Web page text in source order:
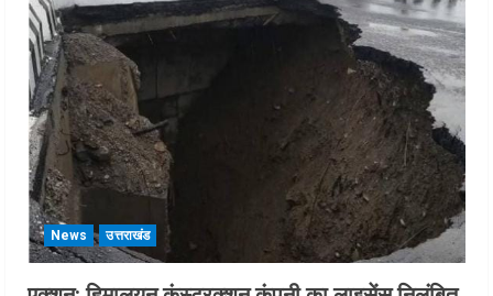
News उत्तराखंड